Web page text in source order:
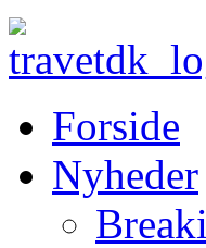
Forside
Nyheder